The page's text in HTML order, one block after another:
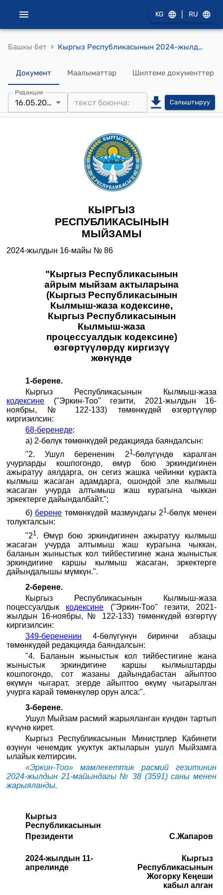
KG RU
Башкы бет › Кыргыз Республикасынын 2024-жылдын 16-майындагы № 86 "Кыргыз Республикасынын айрым мыйзам актыларына (Кыргыз Республикасынын Кылмыш-жаза кодексине, Кыргыз Республикасынын Кылмыш-жаза процессуалдык кодексине) өзгөртүүлөрдү киргизүү жөнүндө" Мыйзамы
Документ Маалыматтар Шилтеме документтер
Редакция
16.05.2024 Салыштыруу